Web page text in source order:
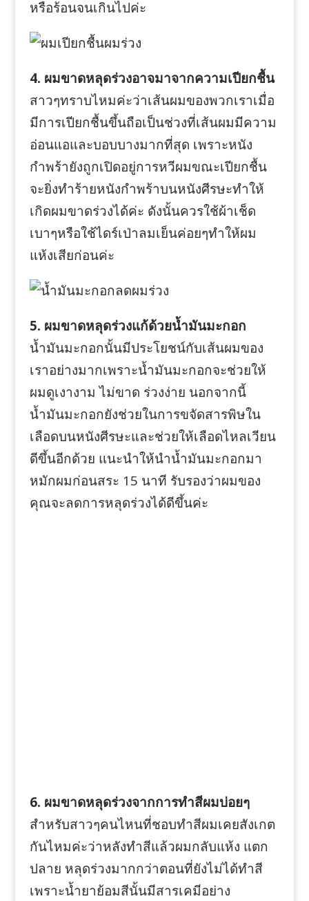
หรือร้อนจนเกินไปค่ะ
4. ผมขาดหลุดร่วงอาจมาจากความเปียกชื้น
สาวๆทราบไหมค่ะว่าเส้นผมของพวกเราเมื่อ
มีการเปียกชื้นขึ้นถือเป็นช่วงที่เส้นผมมีความ
อ่อนแอและบอบบางมากที่สุด เพราะหนัง
กำพร้ายังถูกเปิดอยู่การหวีผมขณะเปียกชื้น
จะยิ่งทำร้ายหนังกำพร้าบนหนังศีรษะทำให้
เกิดผมขาดร่วงได้ค่ะ ดังนั้นควรใช้ผ้าเช็ด
เบาๆหรือใช้ไดร์เป่าลมเย็นค่อยๆทำให้ผม
แห้งเสียก่อนค่ะ
5. ผมขาดหลุดร่วงแก้ด้วยน้ำมันมะกอก
น้ำมันมะกอกนั้นมีประโยชน์กับเส้นผมของ
เราอย่างมากเพราะน้ำมันมะกอกจะช่วยให้
ผมดูเงางาม ไม่ขาด ร่วงง่าย นอกจากนี้
น้ำมันมะกอกยังช่วยในการขจัดสารพิษใน
เลือดบนหนังศีรษะและช่วยให้เลือดไหลเวียน
ดีขึ้นอีกด้วย แนะนำให้นำน้ำมันมะกอกมา
หมักผมก่อนสระ 15 นาที รับรองว่าผมของ
คุณจะลดการหลุดร่วงได้ดีขึ้นค่ะ
6. ผมขาดหลุดร่วงจากการทำสีผมบ่อยๆ
สำหรับสาวๆคนไหนที่ชอบทำสีผมเคยสังเกต
กันไหมค่ะว่าหลังทำสีแล้วผมกลับแห้ง แตก
ปลาย หลุดร่วงมากกว่าตอนที่ยังไม่ได้ทำสี
เพราะน้ำยาย้อมสีนั้นมีสารเคมีอย่าง